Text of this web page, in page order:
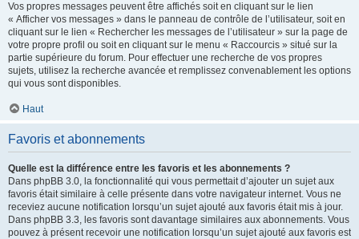
Vos propres messages peuvent être affichés soit en cliquant sur le lien
« Afficher vos messages » dans le panneau de contrôle de l’utilisateur, soit en
cliquant sur le lien « Rechercher les messages de l’utilisateur » sur la page de
votre propre profil ou soit en cliquant sur le menu « Raccourcis » situé sur la
partie supérieure du forum. Pour effectuer une recherche de vos propres
sujets, utilisez la recherche avancée et remplissez convenablement les options
qui vous sont disponibles.
Haut
Favoris et abonnements
Quelle est la différence entre les favoris et les abonnements ?
Dans phpBB 3.0, la fonctionnalité qui vous permettait d’ajouter un sujet aux
favoris était similaire à celle présente dans votre navigateur internet. Vous ne
receviez aucune notification lorsqu’un sujet ajouté aux favoris était mis à jour.
Dans phpBB 3.3, les favoris sont davantage similaires aux abonnements. Vous
pouvez à présent recevoir une notification lorsqu’un sujet ajouté aux favoris est